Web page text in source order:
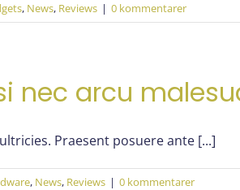
, News, Reviews | 0 kommentarer
nec arcu
Praesent posuere ante [...]
, News, Reviews | 0 kommentarer